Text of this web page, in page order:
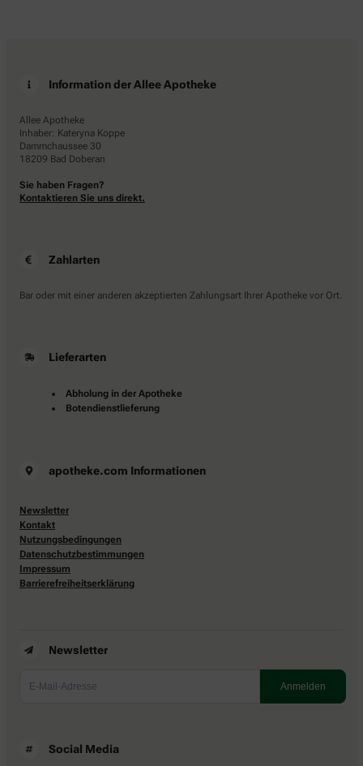
Information der Allee Apotheke
Allee Apotheke
Inhaber: Kateryna Koppe
Dammchaussee 30
18209 Bad Doberan
Sie haben Fragen?
Kontaktieren Sie uns direkt.
Zahlarten
Bar oder mit einer anderen akzeptierten Zahlungsart Ihrer Apotheke vor Ort.
Lieferarten
Abholung in der Apotheke
Botendienstlieferung
apotheke.com Informationen
Newsletter
Kontakt
Nutzungsbedingungen
Datenschutzbestimmungen
Impressum
Barrierefreiheitserklärung
Newsletter
Social Media